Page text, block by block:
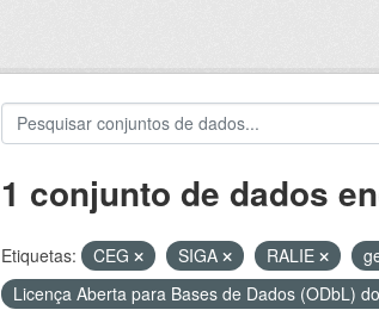
1 conjunto de dados
Etiquetas: CEG SIGA RALIE
Licença Aberta para Bases de Dados (ODbL)